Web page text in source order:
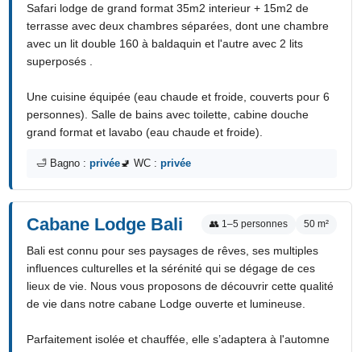
Safari lodge de grand format 35m2 interieur + 15m2 de
terrasse avec deux chambres séparées, dont une chambre
avec un lit double 160 à baldaquin et l'autre avec 2 lits
superposés .
Une cuisine équipée (eau chaude et froide, couverts pour 6
personnes). Salle de bains avec toilette, cabine douche
grand format et lavabo (eau chaude et froide).
🛁 Bagno :privée🚽 WC :privée
Cabane Lodge Bali 👥 1–5 personnes 50 m²
Bali est connu pour ses paysages de rêves, ses multiples
influences culturelles et la sérénité qui se dégage de ces
lieux de vie. Nous vous proposons de découvrir cette qualité
de vie dans notre cabane Lodge ouverte et lumineuse.
Parfaitement isolée et chauffée, elle s’adaptera à l'automne